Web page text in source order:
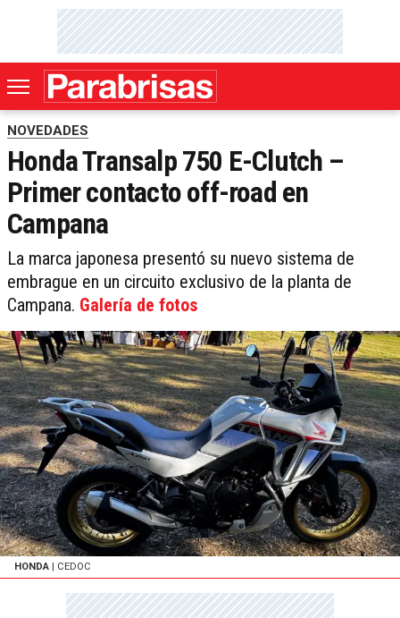
NOVEDADES
Honda Transalp 750 E-Clutch –
Primer contacto off-road en
Campana
La marca japonesa presentó su nuevo sistema de
embrague en un circuito exclusivo de la planta de
Campana. Galería de fotos
HONDA | CEDOC